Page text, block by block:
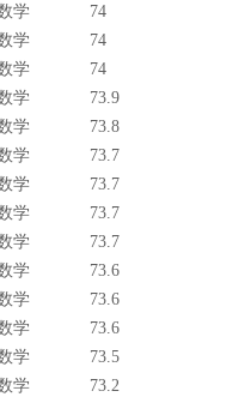
学
74
学
74
学
74
学
73.9
学
73.8
学
73.7
学
73.7
学
73.7
学
73.7
学
73.6
学
73.6
学
73.6
学
73.5
学
73.2